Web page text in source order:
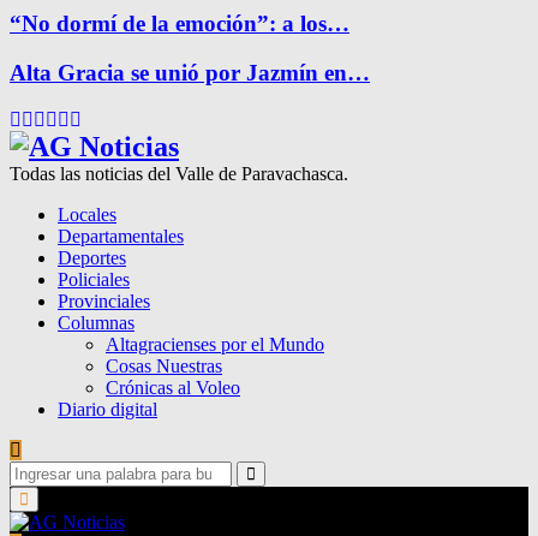
“No dormí de la emoción”: a los…
Alta Gracia se unió por Jazmín en…
Facebook
Twitter
Instagram
Pinterest
Google
Todas las noticias del Valle de Paravachasca.
Locales
Departamentales
Deportes
Policiales
Provinciales
Columnas
Altagracienses por el Mundo
Cosas Nuestras
Crónicas al Voleo
Diario digital
Search
for:
Search
Primary
Menu